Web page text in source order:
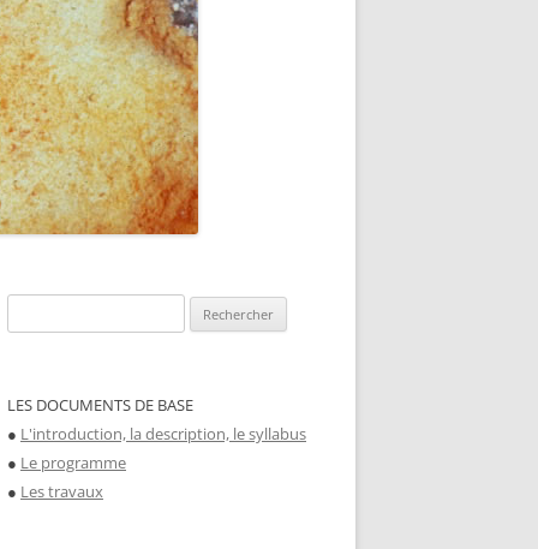
LES DOCUMENTS DE BASE
● L'introduction, la description, le syllabus
● Le programme
● Les travaux